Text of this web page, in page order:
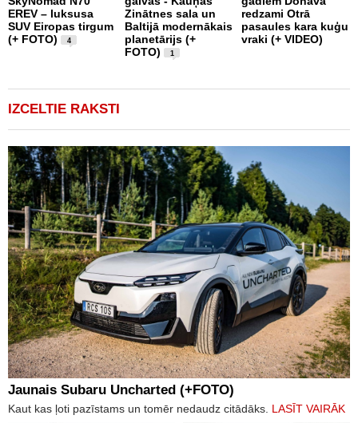
EREV – luksusa
SUV Eiropas tirgum
(+ FOTO)
4
Zinātnes sala un
Baltijā modernākais
planetārijs (+
FOTO)
1
redzami Otrā
pasaules kara kuģu
vraki (+ VIDEO)
IZCELTIE RAKSTI
Jaunais Subaru Uncharted (+FOTO)
Kaut kas ļoti pazīstams un tomēr nedaudz citādāks. LASĪT VAIRĀK